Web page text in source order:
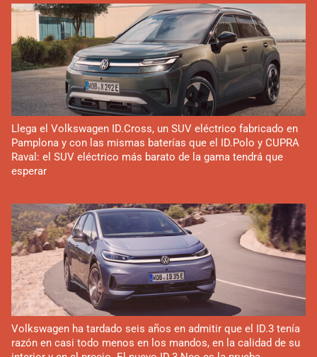
Llega el Volkswagen ID.Cross, un SUV eléctrico fabricado en
Pamplona y con las mismas baterías que el ID.Polo y CUPRA
Raval: el SUV eléctrico más barato de la gama tendrá que
esperar
Volkswagen ha tardado seis años en admitir que el ID.3 tenía
razón en casi todo menos en los mandos, en la calidad de su